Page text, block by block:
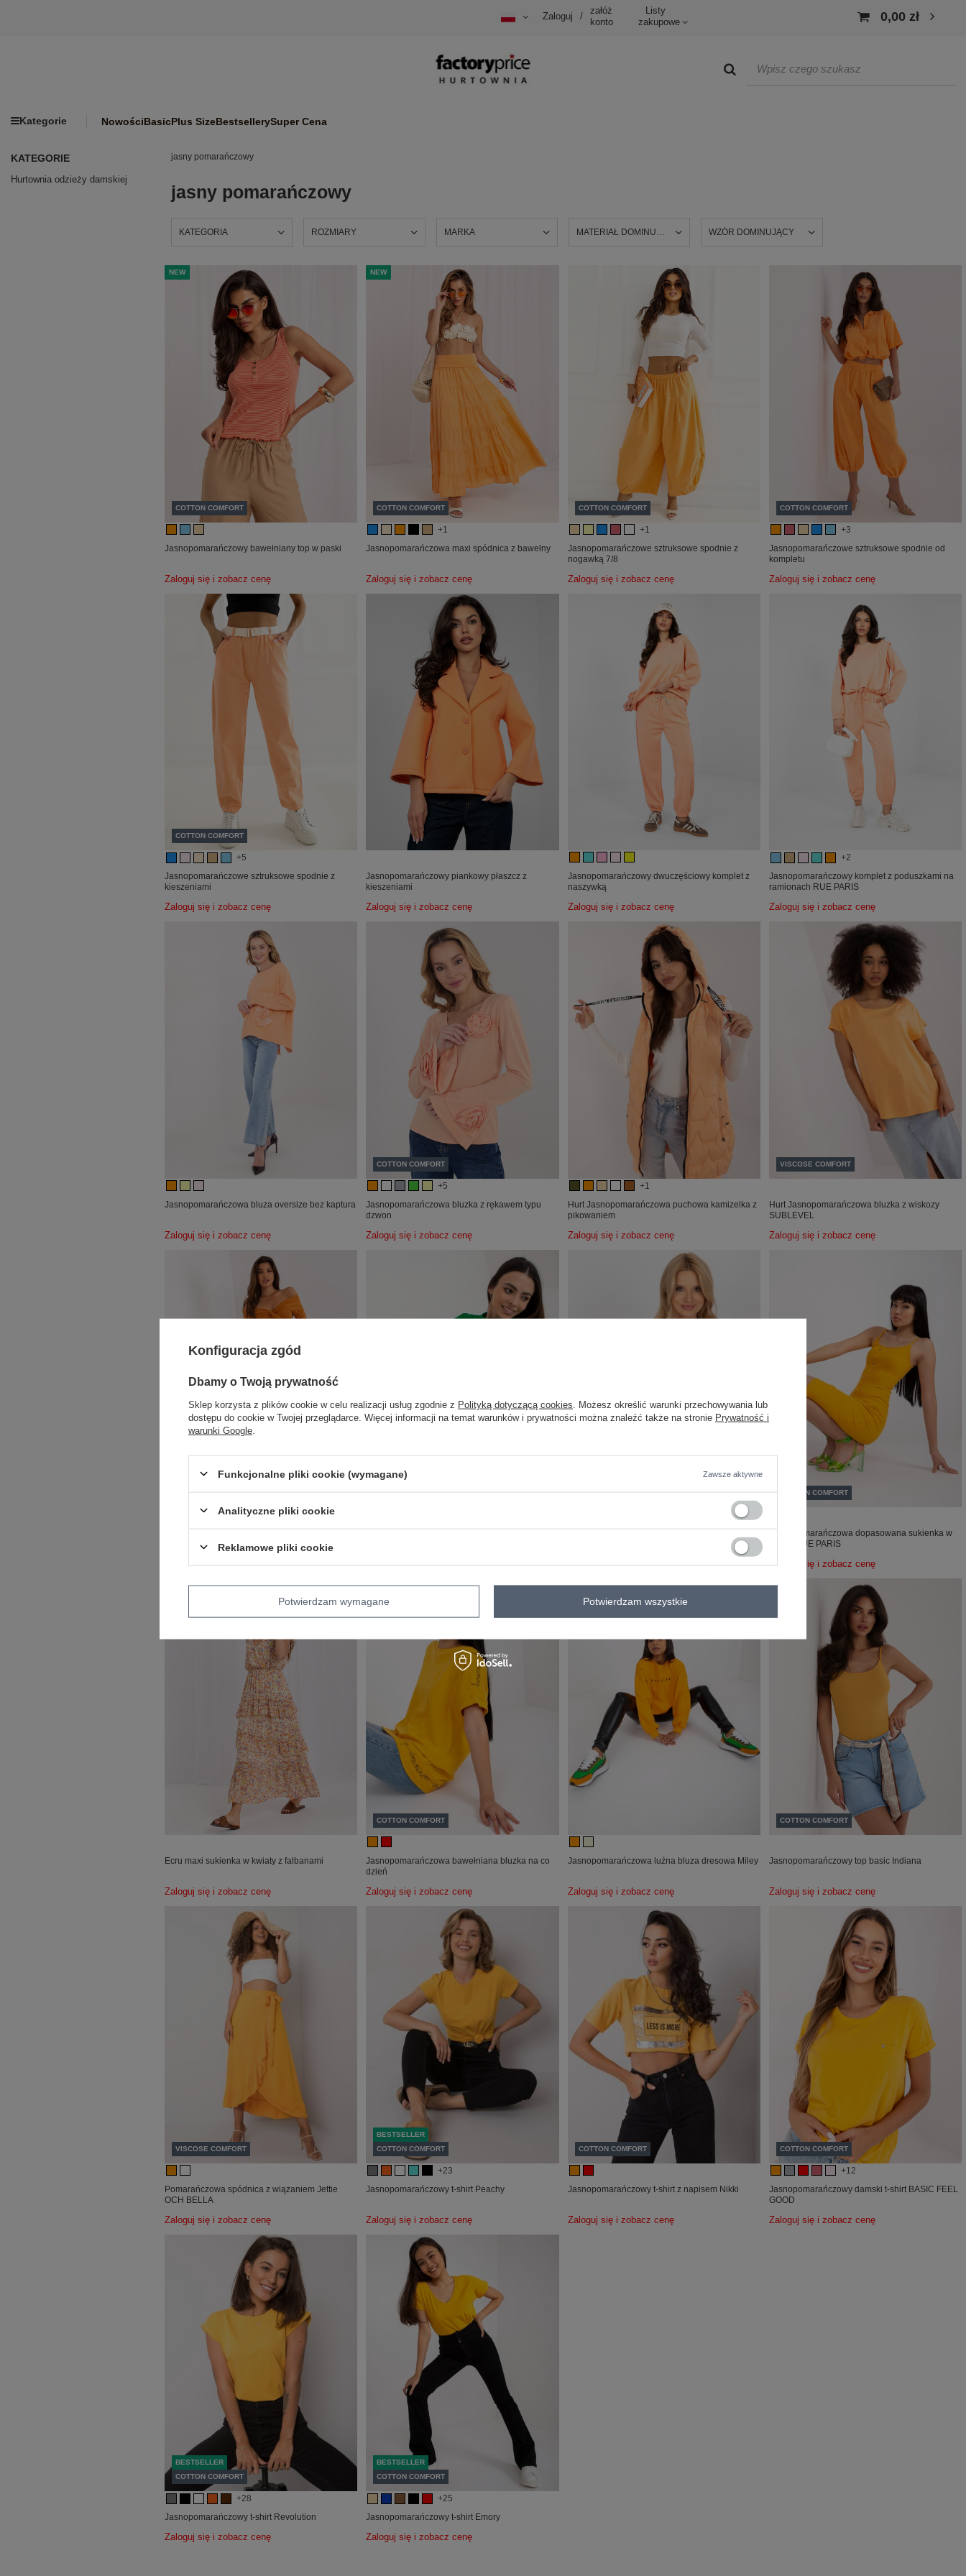
Zaloguj /
załóż
konto
Listy
zakupowe
0,00 zł
Kategorie NowościBasicPlus SizeBestsellerySuper Cena
KATEGORIE
Hurtownia odzieży damskiej
jasny pomarańczowy
jasny pomarańczowy
KATEGORIA ROZMIARY MARKA MATERIAŁ DOMINUJĄCY WZÓR DOMINUJĄCY
NEW
COTTON COMFORT
Jasnopomarańczowy bawełniany top w paski
Zaloguj się i zobacz cenę
NEW
COTTON COMFORT
+1
Jasnopomarańczowa maxi spódnica z bawełny
Zaloguj się i zobacz cenę
COTTON COMFORT
+1
Jasnopomarańczowe sztruksowe spodnie z
nogawką 7/8
Zaloguj się i zobacz cenę
COTTON COMFORT
+3
Jasnopomarańczowe sztruksowe spodnie od
kompletu
Zaloguj się i zobacz cenę
COTTON COMFORT
+5
Jasnopomarańczowe sztruksowe spodnie z
kieszeniami
Zaloguj się i zobacz cenę
Jasnopomarańczowy piankowy płaszcz z
kieszeniami
Zaloguj się i zobacz cenę
Jasnopomarańczowy dwuczęściowy komplet z
naszywką
Zaloguj się i zobacz cenę
+2
Jasnopomarańczowy komplet z poduszkami na
ramionach RUE PARIS
Zaloguj się i zobacz cenę
Jasnopomarańczowa bluza oversize bez kaptura
Zaloguj się i zobacz cenę
COTTON COMFORT
+5
Jasnopomarańczowa bluzka z rękawem typu
dzwon
Zaloguj się i zobacz cenę
+1
Hurt Jasnopomarańczowa puchowa kamizelka z
pikowaniem
Zaloguj się i zobacz cenę
VISCOSE COMFORT
Hurt Jasnopomarańczowa bluzka z wiskozy
SUBLEVEL
Zaloguj się i zobacz cenę
sukienka hiszpanka z bawełny
COTTON COMFORT
Jasnopomarańczowa dopasowana sukienka w
prążki RUE PARIS
Zaloguj się i zobacz cenę
Ecru maxi sukienka w kwiaty z falbanami
Zaloguj się i zobacz cenę
COTTON COMFORT
Jasnopomarańczowa bawełniana bluzka na co
dzień
Zaloguj się i zobacz cenę
Jasnopomarańczowa luźna bluza dresowa Miley
Zaloguj się i zobacz cenę
COTTON COMFORT
Jasnopomarańczowy top basic Indiana
Zaloguj się i zobacz cenę
VISCOSE COMFORT
Pomarańczowa spódnica z wiązaniem Jettie
OCH BELLA
Zaloguj się i zobacz cenę
BESTSELLER
COTTON COMFORT
+23
Jasnopomarańczowy t-shirt Peachy
Zaloguj się i zobacz cenę
COTTON COMFORT
Jasnopomarańczowy t-shirt z napisem Nikki
Zaloguj się i zobacz cenę
COTTON COMFORT
+12
Jasnopomarańczowy damski t-shirt BASIC FEEL
GOOD
Zaloguj się i zobacz cenę
BESTSELLER
COTTON COMFORT
+28
Jasnopomarańczowy t-shirt Revolution
Zaloguj się i zobacz cenę
BESTSELLER
COTTON COMFORT
+25
Jasnopomarańczowy t-shirt Emory
Zaloguj się i zobacz cenę
Konfiguracja zgód
Dbamy o Twoją prywatność
Sklep korzysta z plików cookie w celu realizacji usług zgodnie z Polityką dotyczącą cookies . Możesz określić warunki przechowywania lub
dostępu do cookie w Twojej przeglądarce. Więcej informacji na temat warunków i prywatności można znaleźć także na stronie Prywatność i
warunki Google
Funkcjonalne pliki cookie (wymagane) Zawsze aktywne
Analityczne pliki cookie
Reklamowe pliki cookie
Potwierdzam wymagane Potwierdzam wszystkie